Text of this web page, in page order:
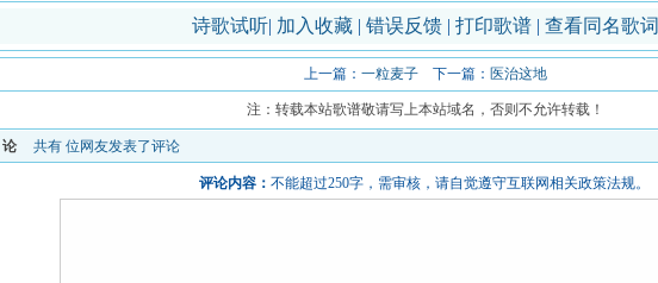
诗歌试听| 加入收藏 | 错误反馈 | 打印歌谱 | 查看同名歌词
上一篇： 一粒麦子 下一篇： 医治这地
注：转载本站歌谱敬请写上本站域名，否则不允许转载！
共有 位网友发表了评论
评论内容： 不能超过250字，需审核，请自觉遵守互联网相关政策法规。